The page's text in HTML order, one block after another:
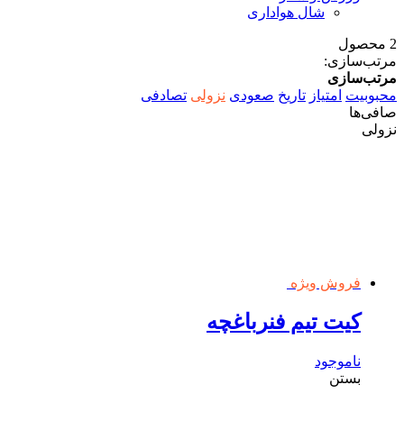
شال هواداری
2 محصول
مرتب‌سازی:
مرتب‌سازی
محبوبیت امتیاز تاریخ صعودی نزولی تصادفی
صافی‌ها
نزولی
فروش ویژه
کیت تیم فنرباغچه
ناموجود
بستن